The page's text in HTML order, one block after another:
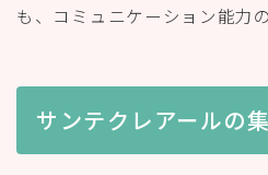
も、コミュニケーション能力
サンテクレアールの